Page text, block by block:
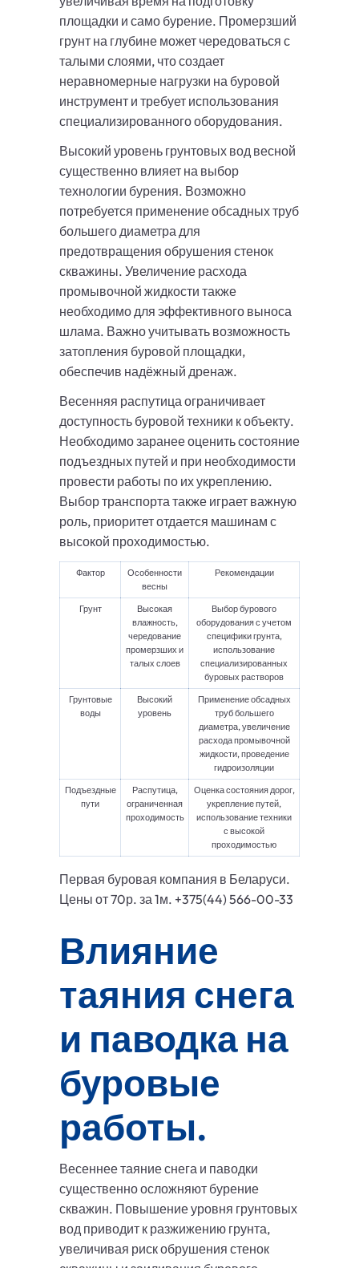
площадки и само бурение. Промерзший
грунт на глубине может чередоваться с
талыми слоями, что создает
неравномерные нагрузки на буровой
инструмент и требует использования
специализированного оборудования.
Высокий уровень грунтовых вод весной
существенно влияет на выбор
технологии бурения. Возможно
потребуется применение обсадных труб
большего диаметра для
предотвращения обрушения стенок
скважины. Увеличение расхода
промывочной жидкости также
необходимо для эффективного выноса
шлама. Важно учитывать возможность
затопления буровой площадки,
обеспечив надёжный дренаж.
Весенняя распутица ограничивает
доступность буровой техники к объекту.
Необходимо заранее оценить состояние
подъездных путей и при необходимости
провести работы по их укреплению.
Выбор транспорта также играет важную
роль, приоритет отдается машинам с
высокой проходимостью.
Фактор
Особенности
весны
Рекомендации
Грунт
Высокая
влажность,
чередование
промерзших и
талых слоев
Выбор бурового
оборудования с учетом
специфики грунта,
использование
специализированных
буровых растворов
Грунтовые
воды
Высокий
уровень
Применение обсадных
труб большего
диаметра, увеличение
расхода промывочной
жидкости, проведение
гидроизоляции
Подъездные
пути
Распутица,
ограниченная
проходимость
Оценка состояния дорог,
укрепление путей,
использование техники
с высокой
проходимостью
Первая буровая компания в Беларуси.
Цены от 70р. за 1м. +375(44) 566-00-33
Влияние
таяния снега
и паводка на
буровые
работы.
Весеннее таяние снега и паводки
существенно осложняют бурение
скважин. Повышение уровня грунтовых
вод приводит к разжижению грунта,
увеличивая риск обрушения стенок